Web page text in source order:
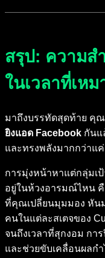
สรุป: ความส
ในเวลาที่เหม
มาถึงบรรทัดสุดท้าย คุ
ยิงแอด Facebook กันแ
และทรงพลังมากกว่าแ
การมุ่งหน้าหาแต่กลุ่มเ
อยู่ในห้วงอารมณ์ไหน
ที่คุณเปลี่ยนมุมมอง หันม
คนในแต่ละสเตจของ
จนถึงเวลาที่สุกงอม กา
และช่วยขับเคลื่อนผลก